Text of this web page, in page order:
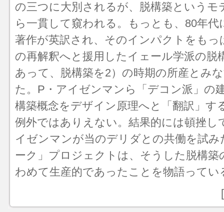
の三つに大別されるが、脱構築という モ
ら一貫して窺われる。もっとも、80年
著作が英訳され、そのインパクトをもっ
の再解釈へと援用したイェール学派の脱
あって、脱構築を2）の時期の所産とみ
た。P・アイゼンマンら「デコン派」の
構築概念をデザイン原理へと「翻訳」す
例外ではありえない。結果的には頓挫し
イゼンマンが当のデリダとの共働を試
ーク」プロジェクトは、そうした脱構築
わめて生産的であったことを物語ってい